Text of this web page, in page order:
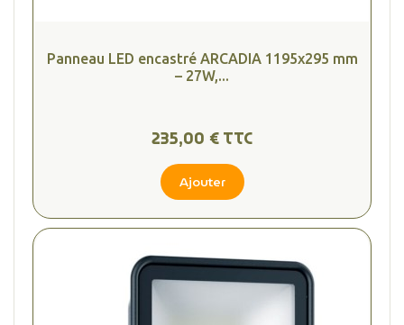
Panneau LED encastré ARCADIA 1195x295 mm
– 27W,...
235,00 € TTC
Ajouter